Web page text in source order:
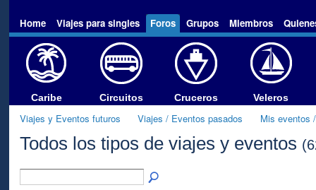
Home Viajes para singles Foros Grupos Miembros
Caribe Circuitos Cruceros Veleros
Viajes y Eventos futuros Viajes / Eventos pasados Mis eventos
Todos los tipos de viajes y eventos